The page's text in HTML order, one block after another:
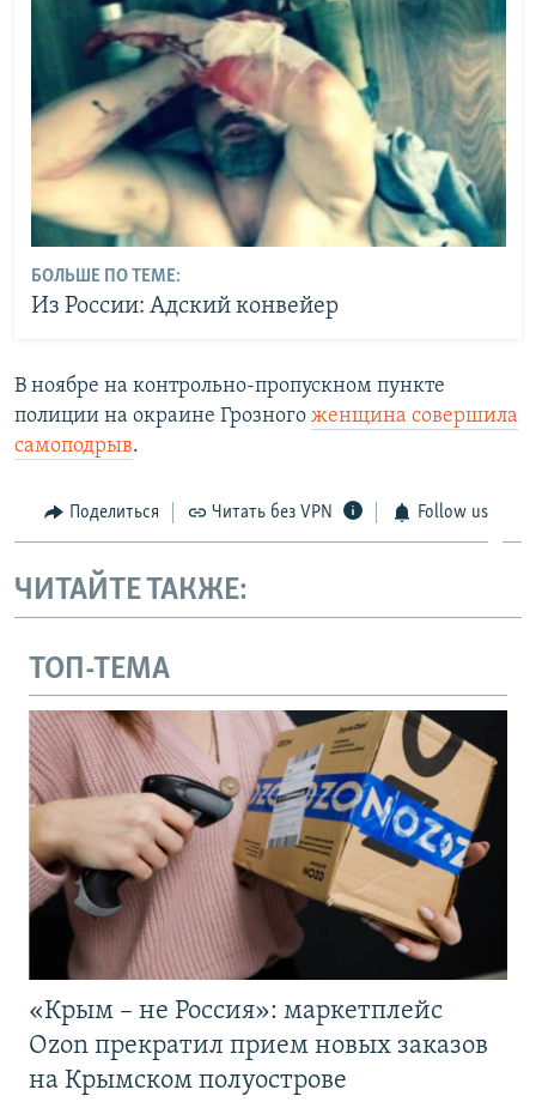
БОЛЬШЕ ПО ТЕМЕ:
Из России: Адский конвейер
В ноябре на контрольно-пропускном пункте
полиции на окраине Грозного женщина совершила
самоподрыв.
Поделиться Читать без VPN Follow us
ЧИТАЙТЕ ТАКЖЕ:
ТОП-ТЕМА
«Крым – не Россия»: маркетплейс
Ozon прекратил прием новых заказов
на Крымском полуострове